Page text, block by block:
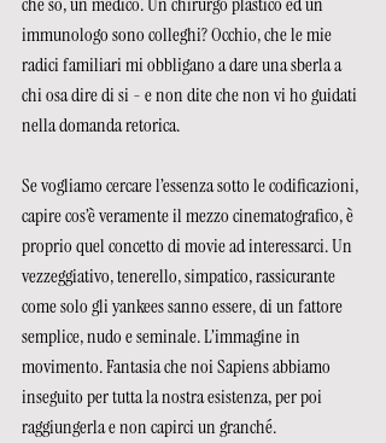
immunologo sono colleghi? Occhio, che le mie
radici familiari mi obbligano a dare una sberla a
chi osa dire di si - e non dite che non vi ho guidati
nella domanda retorica.
Se vogliamo cercare l’essenza sotto le codificazioni,
capire cos’è veramente il mezzo cinematografico, è
proprio quel concetto di movie ad interessarci. Un
vezzeggiativo, tenerello, simpatico, rassicurante
come solo gli yankees sanno essere, di un fattore
semplice, nudo e seminale. L’immagine in
movimento. Fantasia che noi Sapiens abbiamo
inseguito per tutta la nostra esistenza, per poi
raggiungerla e non capirci un granché.